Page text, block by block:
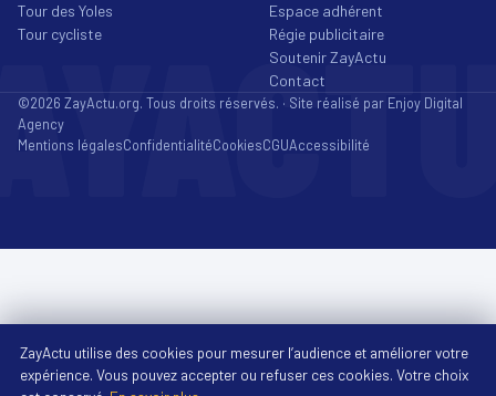
Tour des Yoles
Tour cycliste
Espace adhérent
Régie publicitaire
Soutenir ZayActu
Contact
©2026 ZayActu.org. Tous droits réservés. · Site réalisé par Enjoy Digital
Agency
Mentions légalesConfidentialitéCookiesCGUAccessibilité
ZayActu utilise des cookies pour mesurer l’audience et améliorer votre
expérience. Vous pouvez accepter ou refuser ces cookies. Votre choix